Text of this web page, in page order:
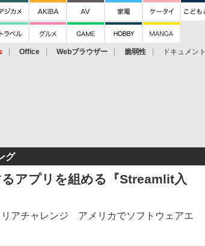
Office Webブラウザー 脆弱性 ドキュメント
グ
アプリを組める『Streamlit入
アチャレンジ アメリカでソフトウェアエ